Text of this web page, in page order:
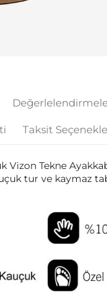
Taksit
Vizon Tekne
tur ve kaymaz